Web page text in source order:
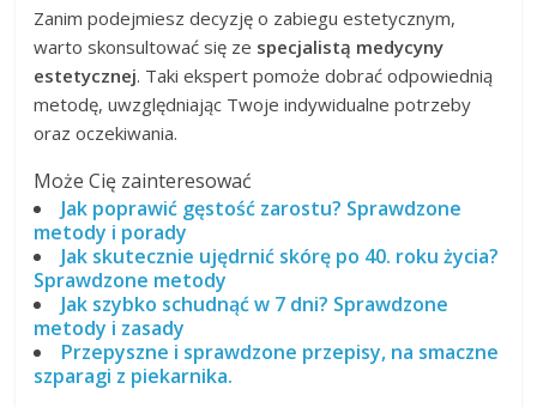
Zanim podejmiesz decyzję o zabiegu estetycznym,
warto skonsultować się ze specjalistą medycyny
estetycznej. Taki ekspert pomoże dobrać odpowiednią
metodę, uwzględniając Twoje indywidualne potrzeby
oraz oczekiwania.
Może Cię zainteresować
Jak poprawić gęstość zarostu? Sprawdzone
metody i porady
Jak skutecznie ujędrnić skórę po 40. roku życia?
Sprawdzone metody
Jak szybko schudnąć w 7 dni? Sprawdzone
metody i zasady
Przepyszne i sprawdzone przepisy, na smaczne
szparagi z piekarnika.